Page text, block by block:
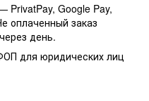
PrivatPay, Google Pay,
оплаченный заказ
день.
для юридических лиц